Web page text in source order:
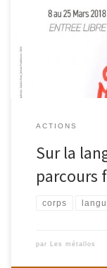
Filles Femmes
lèguent leur
langue parle-t-on
ACTIONS
Sur la
parcours
corps
par Les métallos